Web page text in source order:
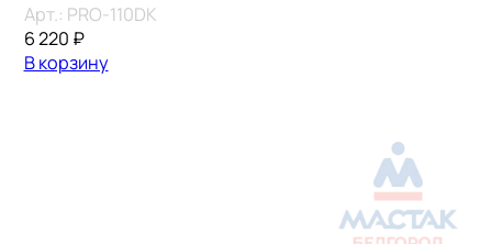
Арт.: PRO-110DK
6 220 ₽
В корзину